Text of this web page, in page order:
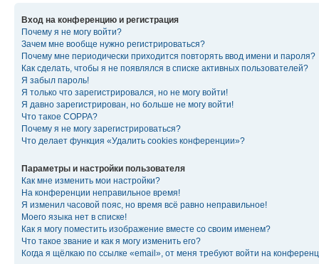
Вход на конференцию и регистрация
Почему я не могу войти?
Зачем мне вообще нужно регистрироваться?
Почему мне периодически приходится повторять ввод имени и пароля?
Как сделать, чтобы я не появлялся в списке активных пользователей?
Я забыл пароль!
Я только что зарегистрировался, но не могу войти!
Я давно зарегистрирован, но больше не могу войти!
Что такое COPPA?
Почему я не могу зарегистрироваться?
Что делает функция «Удалить cookies конференции»?
Параметры и настройки пользователя
Как мне изменить мои настройки?
На конференции неправильное время!
Я изменил часовой пояс, но время всё равно неправильное!
Моего языка нет в списке!
Как я могу поместить изображение вместе со своим именем?
Что такое звание и как я могу изменить его?
Когда я щёлкаю по ссылке «email», от меня требуют войти на